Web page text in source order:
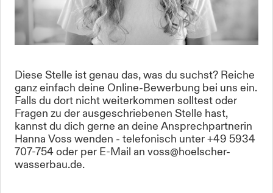
Diese Stelle ist genau das, was du suchst? Reiche
ganz einfach deine Online-Bewerbung bei uns ein.
Falls du dort nicht weiterkommen solltest oder
Fragen zu der ausgeschriebenen Stelle hast,
kannst du dich gerne an deine Ansprechpartnerin
Hanna Voss wenden - telefonisch unter +49 5934
707-754 oder per E-Mail an voss@hoelscher-
wasserbau.de.